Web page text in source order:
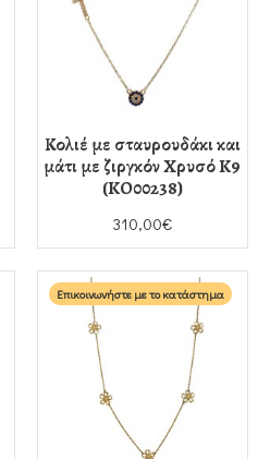
Κολιέ με σταυρουδάκι και
μάτι με ζιργκόν Χρυσό K9
(KO00238)
310,00€
Επικοινωνήστε με το κατάστημα